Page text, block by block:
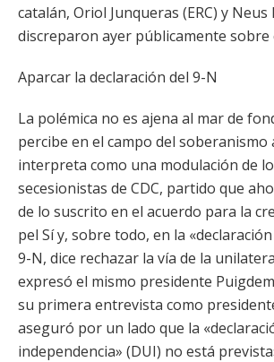
catalán, Oriol Junqueras (ERC) y Neus
discreparon ayer públicamente sobre
Aparcar la declaración del 9-N
La polémica no es ajena al mar de
percibe en el campo del soberanismo
interpreta como una modulación de
secesionistas de CDC, partido que
de lo suscrito en el acuerdo para la
pel Sí y, sobre todo, en la
9-N, dice rechazar la vía de la
expresó el mismo presidente
su primera entrevista como
aseguró por un lado que la
independencia» (DUI) no está